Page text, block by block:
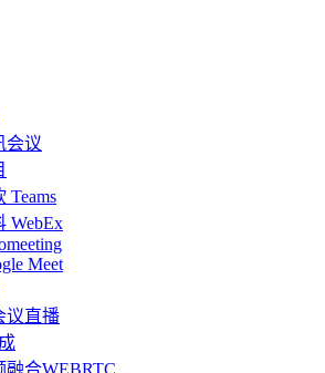
会议
Teams
WebEx
Meet
议直播
融合WEBRTC